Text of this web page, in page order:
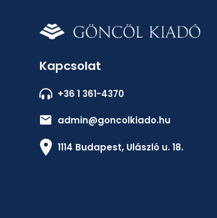
Kapcsolat
+36 1 361-4370
admin@goncolkiado.hu
1114 Budapest, Ulászló u. 18.